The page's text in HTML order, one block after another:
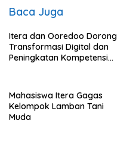
Baca Juga
Itera dan Ooredoo Dorong
Transformasi Digital dan
Peningkatan Kompetensi
Mahasiswa Itera Gagas
Kelompok Lamban Tani
Muda